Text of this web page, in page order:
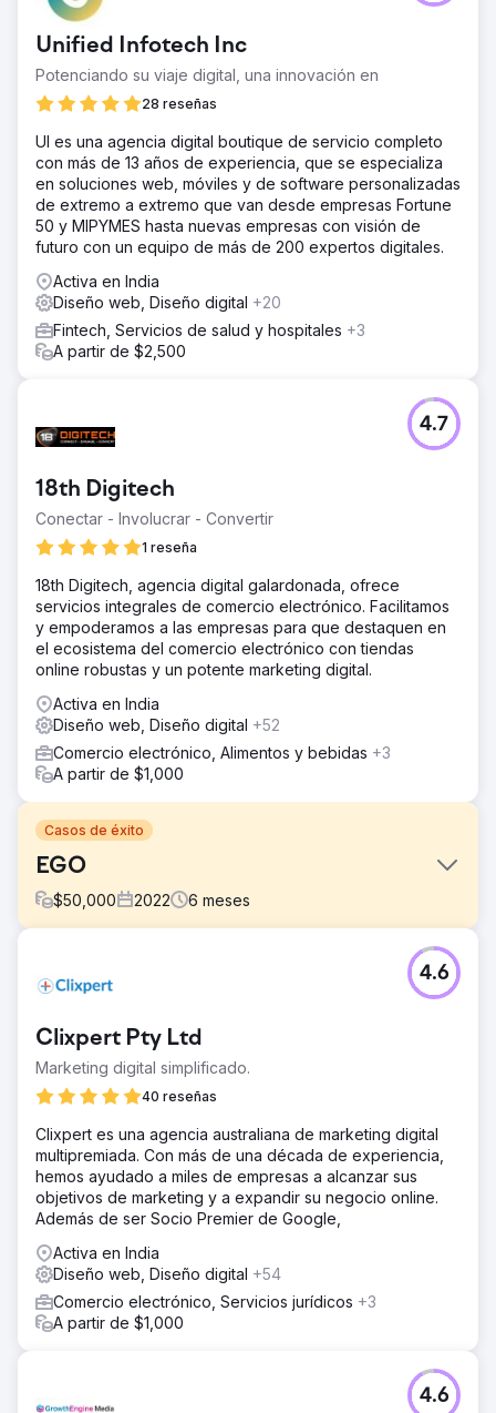
Unified Infotech Inc
Potenciando su viaje digital, una innovación en
28 reseñas
UI es una agencia digital boutique de servicio completo
con más de 13 años de experiencia, que se especializa
en soluciones web, móviles y de software personalizadas
de extremo a extremo que van desde empresas Fortune
50 y MIPYMES hasta nuevas empresas con visión de
futuro con un equipo de más de 200 expertos digitales.
Activa en India
Diseño web, Diseño digital +20
Fintech, Servicios de salud y hospitales +3
A partir de $2,500
18th Digitech
Conectar - Involucrar - Convertir
1 reseña
4.7
18th Digitech, agencia digital galardonada, ofrece
servicios integrales de comercio electrónico. Facilitamos
y empoderamos a las empresas para que destaquen en
el ecosistema del comercio electrónico con tiendas
online robustas y un potente marketing digital.
Activa en India
Diseño web, Diseño digital +52
Comercio electrónico, Alimentos y bebidas +3
A partir de $1,000
Casos de éxito
EGO
$50,000 2022 6 meses
La implementación de proyectos suele presentar
desafíos, y nuestro equipo los abordó con excelencia en
pero luego la actualizamos a Magento 2.2.5 Cloud
Commerce para tener una base más sólida. Para manejar
el tráfico pico, configuramos un nuevo servidor y
desarrollamos una aplicación para procesar feeds de
productos. El CRM y la búsqueda inteligente plantearon
desafíos difíciles, pero integramos Exponea CRM para la
retención de clientes y la búsqueda inteligente Klevu
para una experiencia de usuario fluida, lo que garantiza
operaciones fluidas y mejores resultados.
La solución
Nos enorgullece presentar EGO, una tienda de comercio
electrónico diseñada para mujeres amantes de los
zapatos clásicos y las últimas tendencias de moda. EGO
es un destino perfecto para quienes marcan tendencias y
completamente funcional que incluye una amplia gama de
calzado, ropa y accesorios de alta calidad. Con opciones
Clixpert Pty Ltd
Marketing digital simplificado.
40 reseñas
4.6
Clixpert es una agencia australiana de marketing digital
multipremiada. Con más de una década de experiencia,
hemos ayudado a miles de empresas a alcanzar sus
objetivos de marketing y a expandir su negocio online.
Además de ser Socio Premier de Google,
Activa en India
Diseño web, Diseño digital +54
Comercio electrónico, Servicios jurídicos +3
A partir de $1,000
4.6